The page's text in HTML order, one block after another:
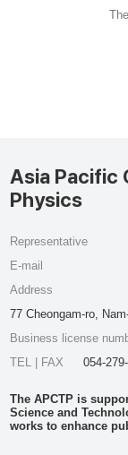
Asia Pacific
Physics
Representative
E-mail
Address
77 Cheongam-ro,
Business license
TEL | FAX
054-
The APCTP is
Science and
works to enhance